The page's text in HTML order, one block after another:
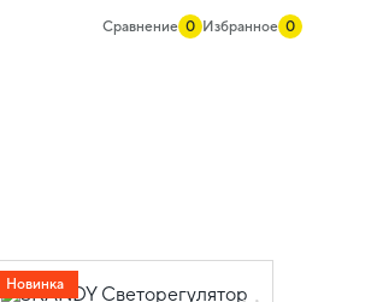
Сравнение 0 Избранное 0
Новинка